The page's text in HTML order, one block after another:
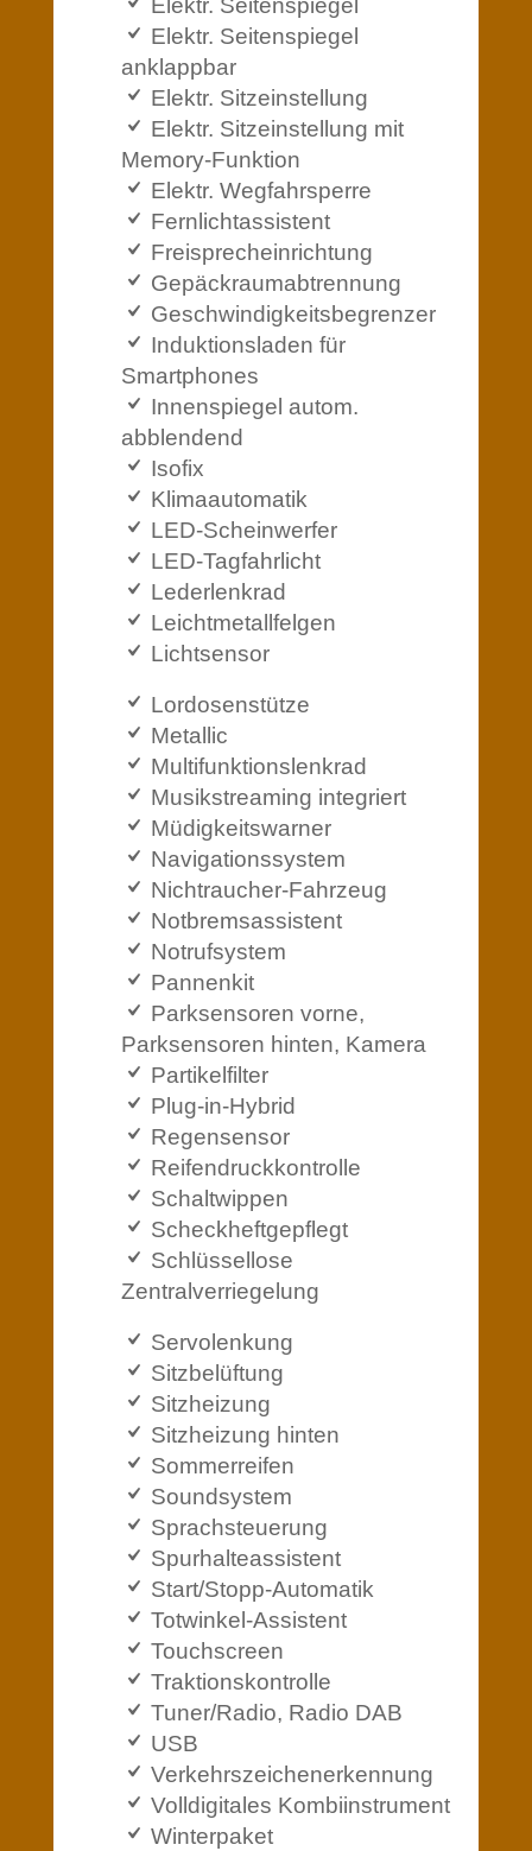
Elektr. Seitenspiegel
Elektr. Seitenspiegel
anklappbar
Elektr. Sitzeinstellung
Elektr. Sitzeinstellung mit
Memory-Funktion
Elektr. Wegfahrsperre
Fernlichtassistent
Freisprecheinrichtung
Gepäckraumabtrennung
Geschwindigkeitsbegrenzer
Induktionsladen für
Smartphones
Innenspiegel autom.
abblendend
Isofix
Klimaautomatik
LED-Scheinwerfer
LED-Tagfahrlicht
Lederlenkrad
Leichtmetallfelgen
Lichtsensor
Lordosenstütze
Metallic
Multifunktionslenkrad
Musikstreaming integriert
Müdigkeitswarner
Navigationssystem
Nichtraucher-Fahrzeug
Notbremsassistent
Notrufsystem
Pannenkit
Parksensoren vorne,
Parksensoren hinten, Kamera
Partikelfilter
Plug-in-Hybrid
Regensensor
Reifendruckkontrolle
Schaltwippen
Scheckheftgepflegt
Schlüssellose
Zentralverriegelung
Servolenkung
Sitzbelüftung
Sitzheizung
Sitzheizung hinten
Sommerreifen
Soundsystem
Sprachsteuerung
Spurhalteassistent
Start/Stopp-Automatik
Totwinkel-Assistent
Touchscreen
Traktionskontrolle
Tuner/Radio, Radio DAB
USB
Verkehrszeichenerkennung
Volldigitales Kombiinstrument
Winterpaket